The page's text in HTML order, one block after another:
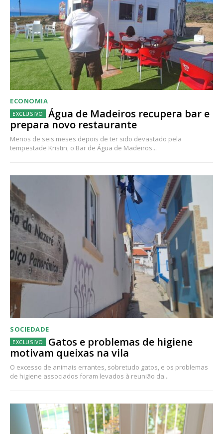
ECONOMIA
Água de Madeiros recupera bar e
prepara novo restaurante
Menos de seis meses depois de ter sido devastado pela
tempestade Kristin, o Bar de Água de Madeiros...
SOCIEDADE
Gatos e problemas de higiene
motivam queixas na vila
O excesso de animais errantes, sobretudo gatos, e os problemas
de higiene associados foram levados à reunião da...